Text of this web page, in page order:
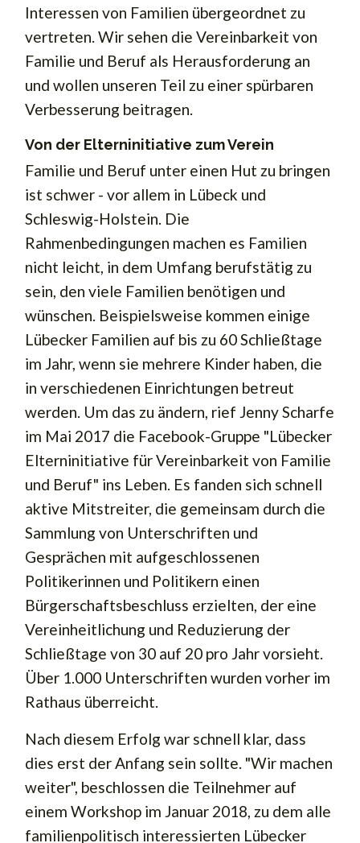
Interessen von Familien übergeordnet zu
vertreten. Wir sehen die Vereinbarkeit von
Familie und Beruf als Herausforderung an
und wollen unseren Teil zu einer spürbaren
Verbesserung beitragen.
Von der Elterninitiative zum Verein
Familie und Beruf unter einen Hut zu bringen
ist schwer - vor allem in Lübeck und
Schleswig-Holstein. Die
Rahmenbedingungen machen es Familien
nicht leicht, in dem Umfang berufstätig zu
sein, den viele Familien benötigen und
wünschen. Beispielsweise kommen einige
Lübecker Familien auf bis zu 60 Schließtage
im Jahr, wenn sie mehrere Kinder haben, die
in verschiedenen Einrichtungen betreut
werden. Um das zu ändern, rief Jenny Scharfe
im Mai 2017 die Facebook-Gruppe "Lübecker
Elterninitiative für Vereinbarkeit von Familie
und Beruf" ins Leben. Es fanden sich schnell
aktive Mitstreiter, die gemeinsam durch die
Sammlung von Unterschriften und
Gesprächen mit aufgeschlossenen
Politikerinnen und Politikern einen
Bürgerschaftsbeschluss erzielten, der eine
Vereinheitlichung und Reduzierung der
Schließtage von 30 auf 20 pro Jahr vorsieht.
Über 1.000 Unterschriften wurden vorher im
Rathaus überreicht.
Nach diesem Erfolg war schnell klar, dass
dies erst der Anfang sein sollte. "Wir machen
weiter", beschlossen die Teilnehmer auf
einem Workshop im Januar 2018, zu dem alle
familienpolitisch interessierten Lübecker